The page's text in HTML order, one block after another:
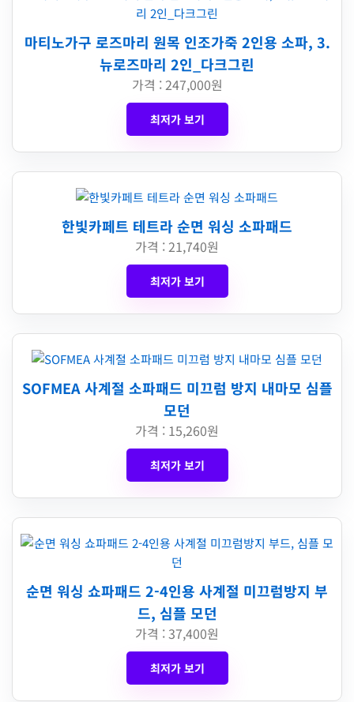
마티노가구 로즈마리 원목 인조가죽 2인용 소파, 3.
뉴로즈마리 2인_다크그린
가격 : 247,000원
최저가 보기
한빛카페트 테트라 순면 워싱 소파패드
가격 : 21,740원
최저가 보기
SOFMEA 사계절 소파패드 미끄럼 방지 내마모 심플
모던
가격 : 15,260원
최저가 보기
순면 워싱 쇼파패드 2-4인용 사계절 미끄럼방지 부
드, 심플 모던
가격 : 37,400원
최저가 보기